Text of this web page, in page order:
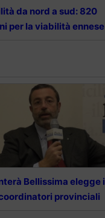
da nord a sud: 820
per la viabilità ennese
Bellissima elegge i
provinciali